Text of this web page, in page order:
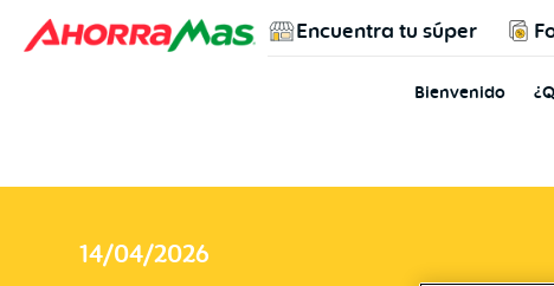
Encuentra tu súper
Bienvenido
14/04/2026